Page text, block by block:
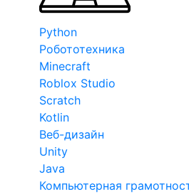
Python
Робототехника
Minecraft
Roblox Studio
Scratch
Kotlin
Веб-дизайн
Unity
Java
Компьютерная